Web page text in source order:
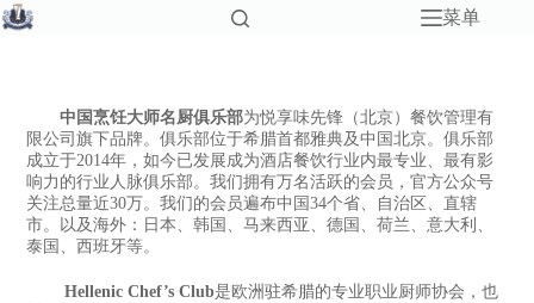
菜单
中国烹饪大师名厨俱乐部为悦享味先锋（北京）餐饮管理有
限公司旗下品牌。俱乐部位于希腊首都雅典及中国北京。俱乐部
成立于2014年，如今已发展成为酒店餐饮行业内最专业、最有影
响力的行业人脉俱乐部。我们拥有万名活跃的会员，官方公众号
关注总量近30万。我们的会员遍布中国34个省、自治区、直辖
市。以及海外：日本、韩国、马来西亚、德国、荷兰、意大利、
泰国、西班牙等。
Hellenic Chef’s Club是欧洲驻希腊的专业职业厨师协会，也